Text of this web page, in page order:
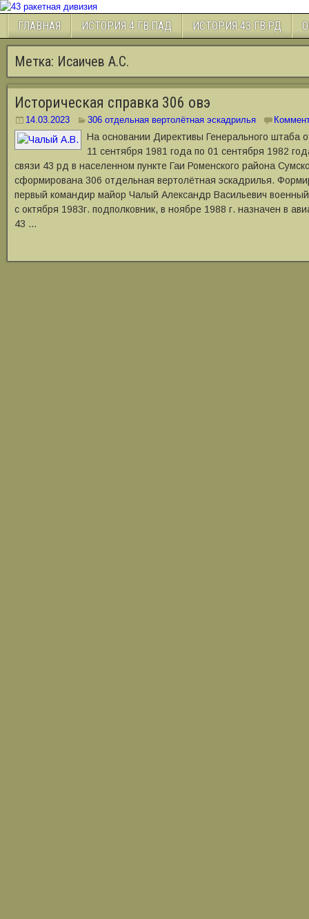
ГЛАВНАЯ ИСТОРИЯ 4 ГВ.ПАД ИСТОРИЯ 43 ГВ.РД
Метка: Исаичев А.С.
Историческая справка 306 овэ
14.03.2023 306 отдельная вертолётная эскадрилья
На основании Директивы Генерального штаба
11 сентября 1981 года по 01 сентября 1982
связи 43 рд в населенном пункте Гаи Роменского района
сформирована 306 отдельная вертолётная эскадрилья.
первый командир майор Чалый Александр Васильевич военный
с октября 1983г. подполковник, в ноябре 1988 г. назначен в
43 …